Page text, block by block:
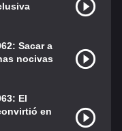
Sacar a
nocivas
El
en